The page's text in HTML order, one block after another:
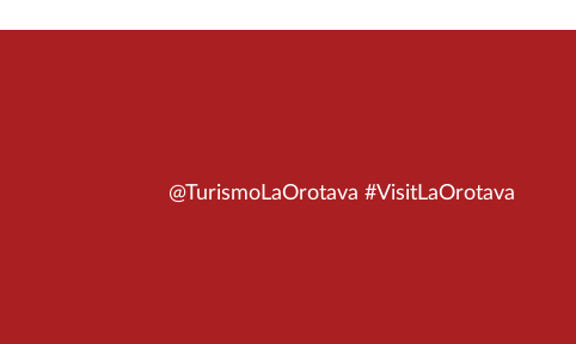
@TurismoLaOrotava #VisitLaOrotava